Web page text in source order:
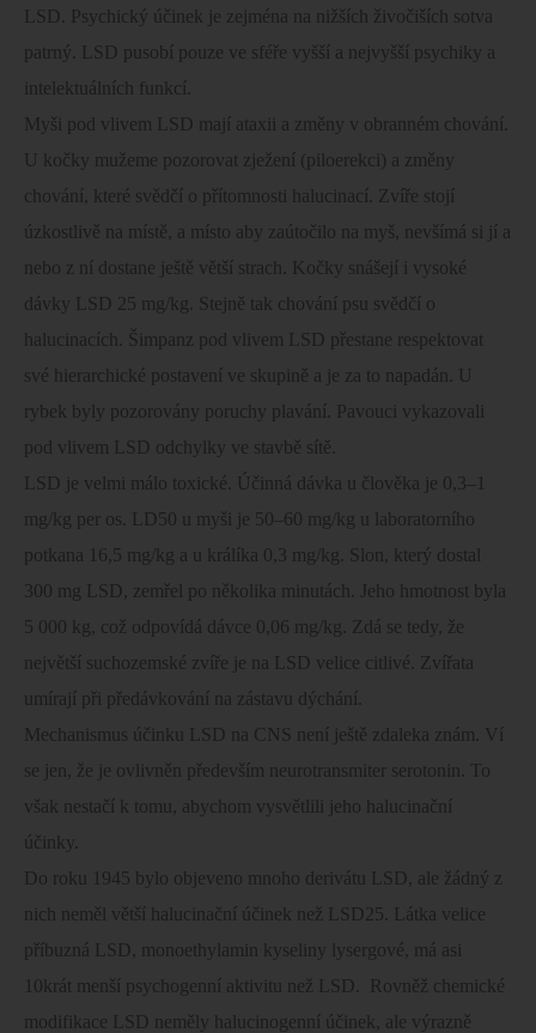
LSD. Psychický účinek je zejména na nižších živočiších sotva
patrný. LSD pusobí pouze ve sféře vyšší a nejvyšší psychiky a
intelektuálních funkcí.
Myši pod vlivem LSD mají ataxii a změny v obranném chování.
U kočky mužeme pozorovat zježení (piloerekci) a změny
chování, které svědčí o přítomnosti halucinací. Zvíře stojí
úzkostlivě na místě, a místo aby zaútočilo na myš, nevšímá si jí a
nebo z ní dostane ještě větší strach. Kočky snášejí i vysoké
dávky LSD 25 mg/kg. Stejně tak chování psu svědčí o
halucinacích. Šimpanz pod vlivem LSD přestane respektovat
své hierarchické postavení ve skupině a je za to napadán. U
rybek byly pozorovány poruchy plavání. Pavouci vykazovali
pod vlivem LSD odchylky ve stavbě sítě.
LSD je velmi málo toxické. Účinná dávka u člověka je 0,3–1
mg/kg per os. LD50 u myši je 50–60 mg/kg u laboratorního
potkana 16,5 mg/kg a u králíka 0,3 mg/kg. Slon, který dostal
300 mg LSD, zemřel po několika minutách. Jeho hmotnost byla
5 000 kg
, což odpovídá dávce 0,06 mg/kg. Zdá se tedy, že
největší suchozemské zvíře je na LSD velice citlivé. Zvířata
umírají při předávkování na zástavu dýchání.
Mechanismus účinku LSD na CNS není ještě zdaleka znám. Ví
se jen, že je ovlivněn především neurotransmiter serotonin. To
však nestačí k tomu, abychom vysvětlili jeho halucinační
účinky.
Do roku 1945 bylo objeveno mnoho derivátu LSD, ale žádný z
nich neměl větší halucinační účinek než LSD25. Látka velice
příbuzná LSD, monoethylamin kyseliny lysergové, má asi
10krát menší psychogenní aktivitu než LSD.
Rovněž chemické
modifikace LSD neměly halucinogenní účinek, ale výrazně